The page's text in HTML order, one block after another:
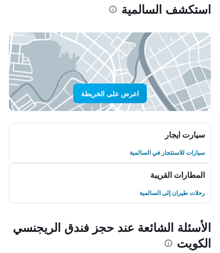
استكشف السالمية
اعرض على الخريطة
سيارت ايجار
سيارات للاستئجار في السالمية
المطارات القريبة
رحلات طيران إلى السالمية
الأسئلة الشائعة عند حجز فندق الريجنسي
الكويت